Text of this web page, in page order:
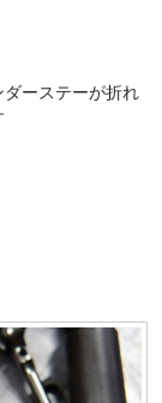
ーステーが折れ